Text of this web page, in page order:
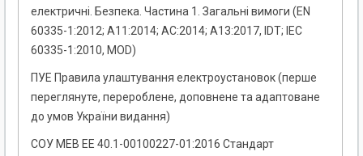
електричні. Безпека. Частина 1. Загальні вимоги (EN
60335-1:2012; А11:2014; АС:2014; А13:2017, IDT; ІЕС
60335-1:2010, MOD)
ПУЕ Правила улаштування електроустановок (перше
переглянуте, перероблене, доповнене та адаптоване
до умов України видання)
СОУ МЕВ ЕЕ 40.1-00100227-01:2016 Стандарт